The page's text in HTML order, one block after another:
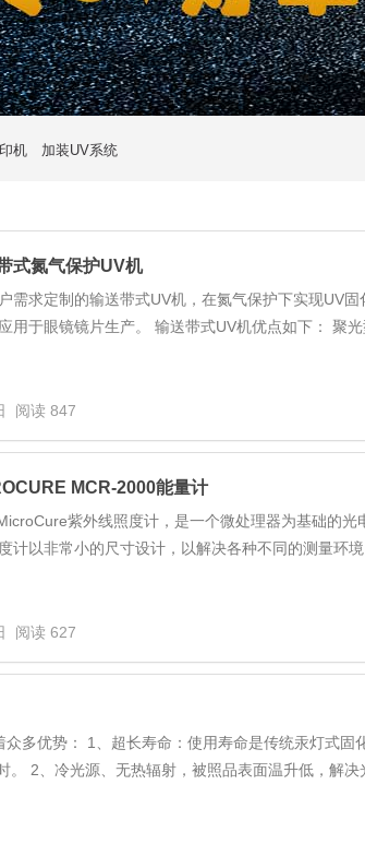
机 加装UV系统
式氮气保护UV机
需求定制的输送带式UV机，在氮气保护下实现UV固
用于眼镜镜片生产。 输送带式UV机优点如下： 聚
阅读 847
MCR-2000能量计
紫外线照度计，是一个微处理器为基础的光
计以非常小的尺寸设计，以解决各种不同的测量环境
阅读 627
众多优势： 1、超长寿命：使用寿命是传统汞灯式固
。 2、冷光源、无热辐射，被照品表面温升低，解决